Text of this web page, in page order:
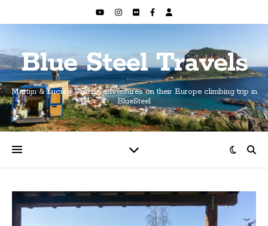
Blue Steel Travels
Martijn & Lucia's VanLife adventures on their Europe climbing trip in
BlueSteel